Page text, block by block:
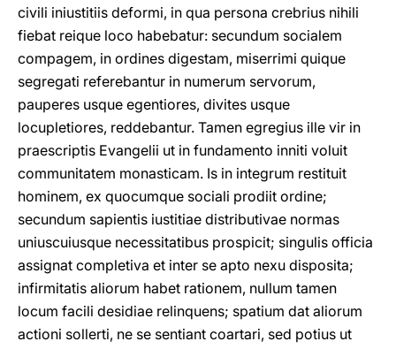
civili iniustitiis deformi, in qua persona crebrius nihili
fiebat reique loco habebatur: secundum socialem
compagem, in ordines digestam, miserrimi quique
segregati referebantur in numerum servorum,
pauperes usque egentiores, divites usque
locupletiores, reddebantur. Tamen egregius ille vir in
praescriptis Evangelii ut in fundamento inniti voluit
communitatem monasticam. Is in integrum restituit
hominem, ex quocumque sociali prodiit ordine;
secundum sapientis iustitiae distributivae normas
uniuscuiusque necessitatibus prospicit; singulis officia
assignat completiva et inter se apto nexu disposita;
infirmitatis aliorum habet rationem, nullum tamen
locum facili desidiae relinquens; spatium dat aliorum
actioni sollerti, ne se sentiant coartari, sed potius ut